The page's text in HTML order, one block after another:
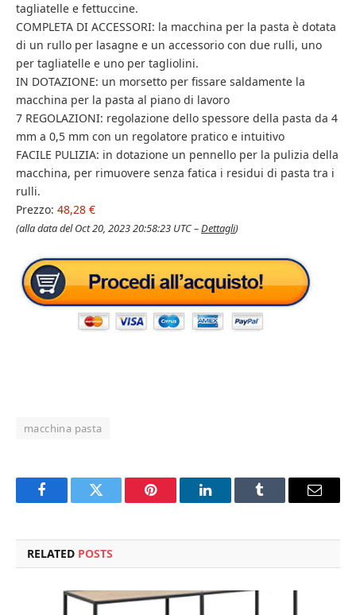
tagliatelle e fettuccine.
COMPLETA DI ACCESSORI: la macchina per la pasta è dotata
di un rullo per lasagne e un accessorio con due rulli, uno
per tagliatelle e uno per tagliolini.
IN DOTAZIONE: un morsetto per fissare saldamente la
macchina per la pasta al piano di lavoro
7 REGOLAZIONI: regolazione dello spessore della pasta da 4
mm a 0,5 mm con un regolatore pratico e intuitivo
FACILE PULIZIA: in dotazione un pennello per la pulizia della
macchina, per rimuovere senza fatica i residui di pasta tra i
rulli.
Prezzo: 48,28 €
(alla data del Oct 20, 2023 20:58:23 UTC –Dettagli)
macchina pasta
FacebookTwitter Pinterest LinkedInTumblr Email
RELATED POSTS